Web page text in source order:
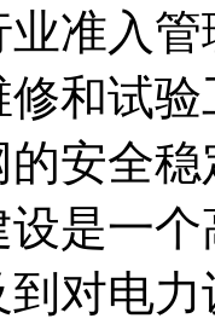
准入
和试
安全
设是一
对电